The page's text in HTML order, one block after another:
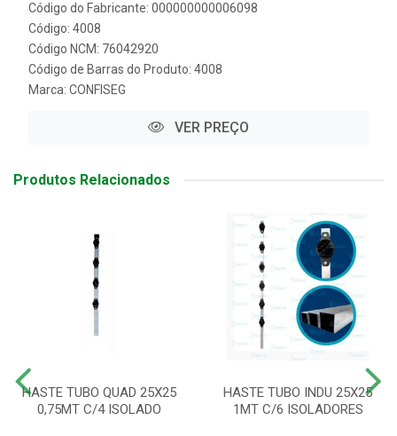
Código do Fabricante: 000000000006098
Código: 4008
Código NCM: 76042920
Código de Barras do Produto: 4008
Marca: CONFISEG
VER PREÇO
Produtos Relacionados
HASTE TUBO QUAD 25X25
0,75MT C/4 ISOLADO
HASTE TUBO INDU 25X25
1MT C/6 ISOLADORES